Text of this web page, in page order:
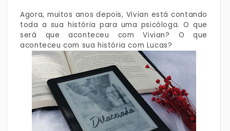
Agora, muitos anos depois, Vivian está contando
toda a sua história para uma psicóloga. O que
será que aconteceu com Vivian? O que
aconteceu com sua história com Lucas?